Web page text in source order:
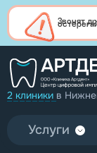
Звонят
2 клиники в
Услуги